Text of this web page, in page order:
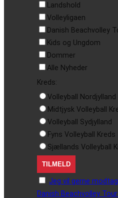
Landshold
Volleyligaen
Danish Beachvolley
Kids og Ungdom
Dommer
Alle Nyheder
Kreds:
Volleyball Nordjylland
Midtjysk Volleyball
Volleyball Sydjylland
Fyns Volleyball Kreds
Sjællands Volleyball
Jeg vil gerne
Danish Beachvolley